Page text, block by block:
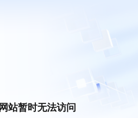
网站暂时无法访问